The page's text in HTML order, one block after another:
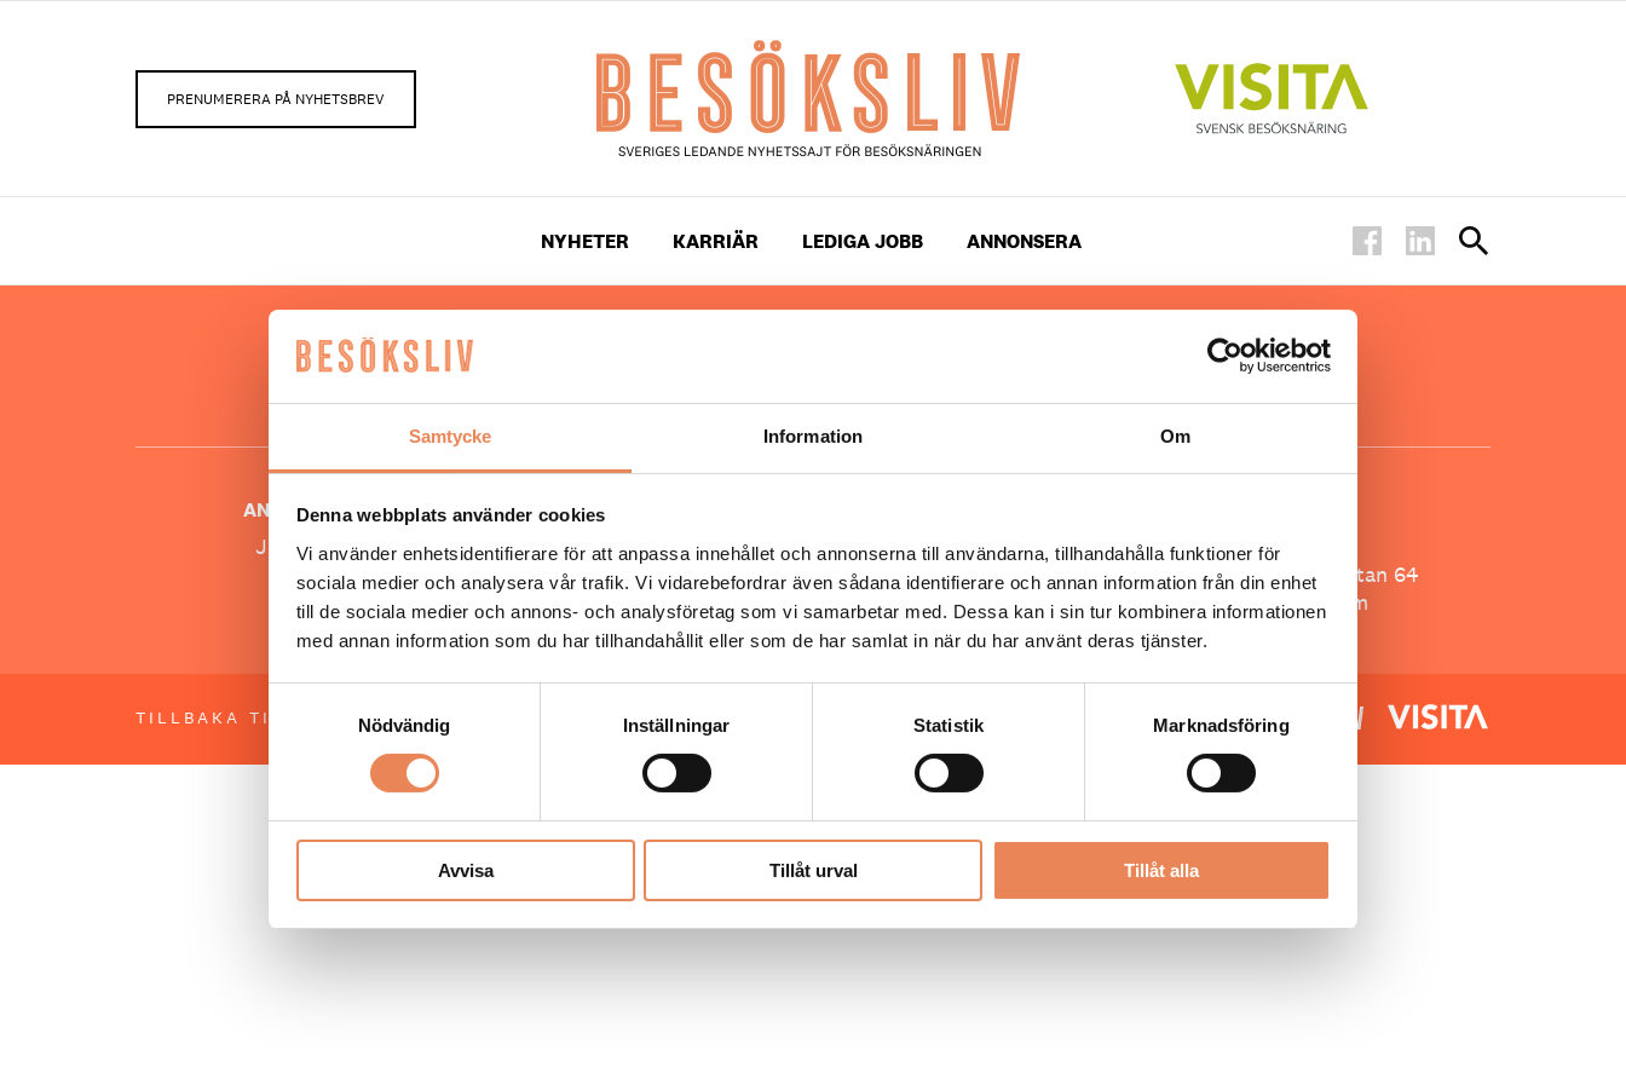
Samtycke Information Om
Denna webbplats använder cookies
Vi använder enhetsidentifierare för att anpassa innehållet och annonserna till användarna, tillhandahålla funktioner för
sociala medier och analysera vår trafik. Vi vidarebefordrar även sådana identifierare och annan information från din enhet
till de sociala medier och annons- och analysföretag som vi samarbetar med. Dessa kan i sin tur kombinera informationen
med annan information som du har tillhandahållit eller som de har samlat in när du har använt deras tjänster.
Nödvändig
Inställningar Statistik Marknadsföring
Avvisa Tillåt urval Tillåt alla
PRENUMERERA PÅ NYHETSBREV
NYHETER KARRIÄR LEDIGA JOBB ANNONSERA
Hos oss läser du landets mest uppdaterade nyheter och snackisar inom
besöksnäringen. Besöksliv i sin tryckta form är ett affärsmagasin för ägare
ANSVARIG UTGIVARE
Jonas Siljhammar
Allt material på besoksliv.se är skyddat
enligt lagen om upphovsrätt.
Besöksliv
Spoon, Brännkyrkagatan 64
118 23 Stockholm
TILLBAKA TILL TOPPEN OM BESÖKSLIV PRENUMERERA ANNONSERA